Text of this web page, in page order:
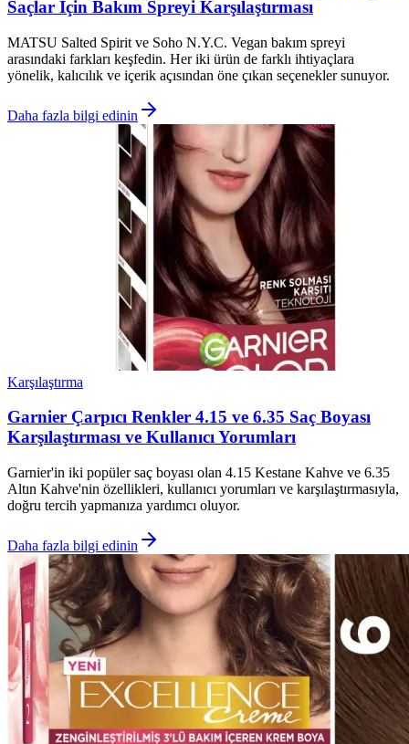
Saçlar İçin Bakım Spreyi Karşılaştırması
MATSU Salted Spirit ve Soho N.Y.C. Vegan bakım spreyi
arasındaki farkları keşfedin. Her iki ürün de farklı ihtiyaçlara
yönelik, kalıcılık ve içerik açısından öne çıkan seçenekler sunuyor.
Daha fazla bilgi edinin
Karşılaştırma
Garnier Çarpıcı Renkler 4.15 ve 6.35 Saç Boyası
Karşılaştırması ve Kullanıcı Yorumları
Garnier'in iki popüler saç boyası olan 4.15 Kestane Kahve ve 6.35
Altın Kahve'nin özellikleri, kullanıcı yorumları ve karşılaştırmasıyla,
doğru tercih yapmanıza yardımcı oluyor.
Daha fazla bilgi edinin